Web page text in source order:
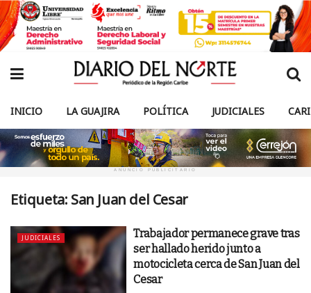
INICIO LA GUAJIRA POLÍTICA JUDICIALES
ANUNCIO PUBLICITARIO
Etiqueta: San Juan del Cesar
JUDICIALES
Trabajador permanece grave tras
ser hallado herido junto a
motocicleta cerca de San Juan del
Cesar